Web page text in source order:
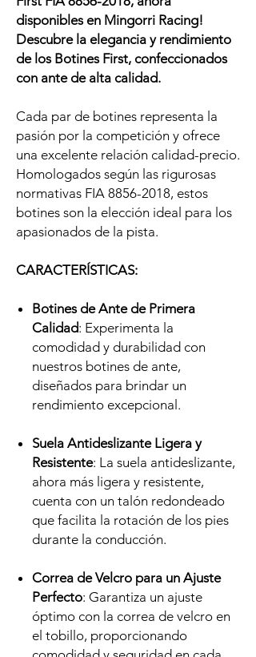
disponibles en Mingorri Racing!
Descubre la elegancia y rendimiento
de los Botines First, confeccionados
con ante de alta calidad.
Cada par de botines representa la
pasión por la competición y ofrece
una excelente relación calidad-precio.
Homologados según las rigurosas
normativas FIA 8856-2018, estos
botines son la elección ideal para los
apasionados de la pista.
CARACTERÍSTICAS:
Botines de Ante de Primera
Calidad: Experimenta la
comodidad y durabilidad con
nuestros botines de ante,
diseñados para brindar un
rendimiento excepcional.
Suela Antideslizante Ligera y
Resistente: La suela antideslizante,
ahora más ligera y resistente,
cuenta con un talón redondeado
que facilita la rotación de los pies
durante la conducción.
Correa de Velcro para un Ajuste
Perfecto: Garantiza un ajuste
óptimo con la correa de velcro en
el tobillo, proporcionando